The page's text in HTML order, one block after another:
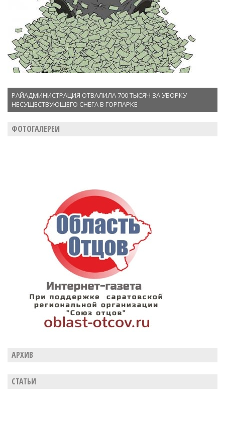
РАЙАДМИНИСТРАЦИЯ ОТВАЛИЛА 700 ТЫСЯЧ ЗА УБОРКУ
НЕСУЩЕСТВУЮЩЕГО СНЕГА В ГОРПАРКЕ
ФОТОГАЛЕРЕИ
АРХИВ
СТАТЬИ